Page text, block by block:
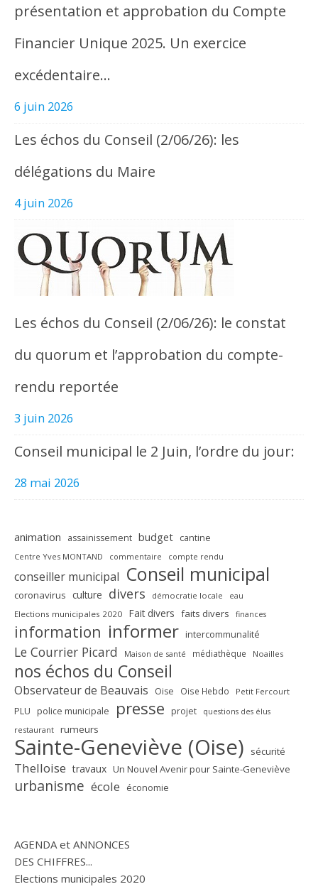
présentation et approbation du Compte
Financier Unique 2025. Un exercice
excédentaire…
6 juin 2026
Les échos du Conseil (2/06/26): les
délégations du Maire
4 juin 2026
Les échos du Conseil (2/06/26): le constat
du quorum et l’approbation du compte-
rendu reportée
3 juin 2026
Conseil municipal le 2 Juin, l’ordre du jour:
28 mai 2026
animation assainissement budget cantine
Centre Yves MONTAND commentaire compte rendu
conseiller municipal Conseil municipal
coronavirus culture divers démocratie locale eau
Elections municipales 2020 Fait divers faits divers finances
information informer intercommunalité
Le Courrier Picard Maison de santé médiathèque Noailles
nos échos du Conseil
Observateur de Beauvais Oise Oise Hebdo Petit Fercourt
PLU police municipale presse projet questions des élus
restaurant rumeurs
Sainte-Geneviève (Oise) sécurité
Thelloise travaux Un Nouvel Avenir pour Sainte-Geneviève
urbanisme école économie
AGENDA et ANNONCES
DES CHIFFRES...
Elections municipales 2020